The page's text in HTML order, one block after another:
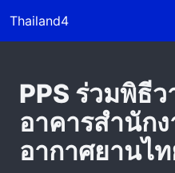
Thailand4
PPS ร่วมพิธี
อาคารสำนัก
อากาศยานไ